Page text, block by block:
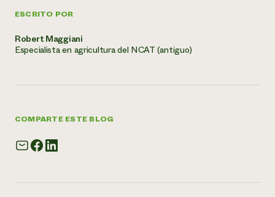
ESCRITO POR
Robert Maggiani
Especialista en agricultura del NCAT (antiguo)
COMPARTE ESTE BLOG